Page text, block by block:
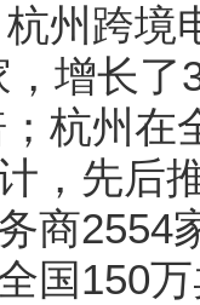
州跨
增长
杭州在
，先后
商2554
国150